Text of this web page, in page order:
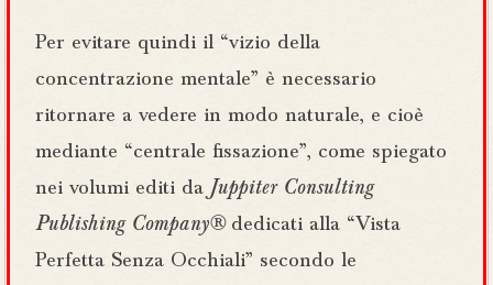
Per evitare quindi il “vizio della
concentrazione mentale” è necessario
ritornare a vedere in modo naturale, e cioè
mediante “centrale fissazione”, come spiegato
nei volumi editi da Juppiter Consulting
Publishing Company®dedicati alla “Vista
Perfetta Senza Occhiali” secondo le